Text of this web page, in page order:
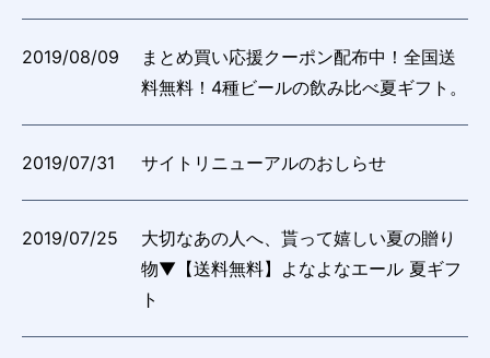
2019/08/09
まとめ買い応援クーポン配布中！全国送
料無料！4種ビールの飲み比べ夏ギフト。
2019/07/31 サイトリニューアルのおしらせ
2019/07/25
大切なあの人へ、貰って嬉しい夏の贈り
物▼【送料無料】よなよなエール 夏ギフ
ト